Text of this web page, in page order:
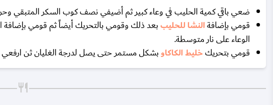
ضعي باقي كمية الحليب في وعاء كبير ثم أضيفي نصف كوب السكر المتبقي
قومي بإضافةالنشا للحليببعد ذلك وقومي بالتحريك أيضاً ثم قومي
الوعاء على نار متوسطة.
قومي بتحريكخليط الكاكاوبشكل مستمر حتى يصل لدرجة الغليان ثن ارفعي